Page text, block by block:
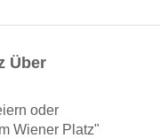
Über
oder
Wiener Platz"